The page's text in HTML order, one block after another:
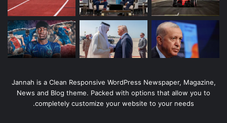
Jannah is a Clean Responsive WordPress Newspaper, Magazine,
News and Blog theme. Packed with options that allow you to
completely customize your website to your needs.